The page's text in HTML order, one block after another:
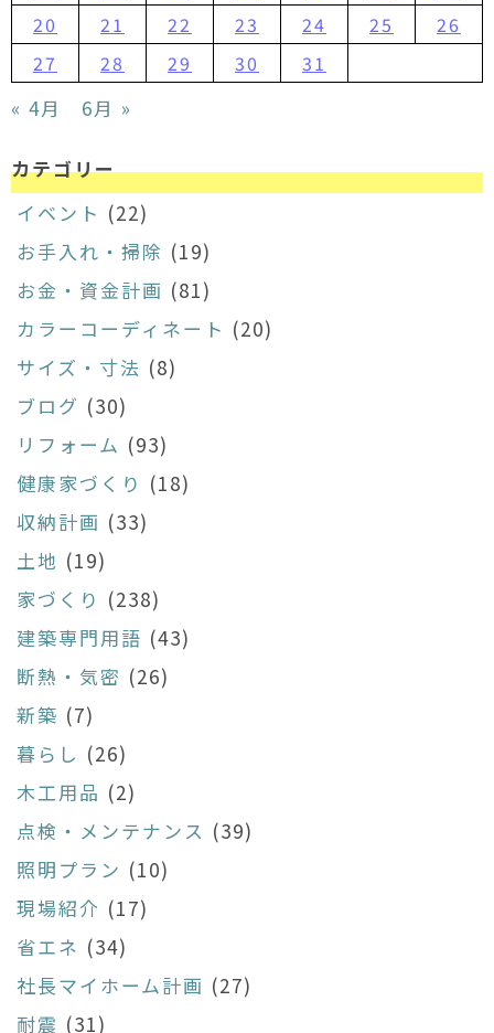
20
21 22 23 24 25
26
27
28 29 30 31
« 4月 6月 »
カテゴリー
イベント (22)
お手入れ・掃除 (19)
お金・資金計画 (81)
カラーコーディネート (20)
サイズ・寸法 (8)
ブログ (30)
リフォーム (93)
健康家づくり (18)
収納計画 (33)
土地 (19)
家づくり (238)
建築専門用語 (43)
断熱・気密 (26)
新築 (7)
暮らし (26)
木工用品 (2)
点検・メンテナンス (39)
照明プラン (10)
現場紹介 (17)
省エネ (34)
社長マイホーム計画 (27)
耐震 (31)